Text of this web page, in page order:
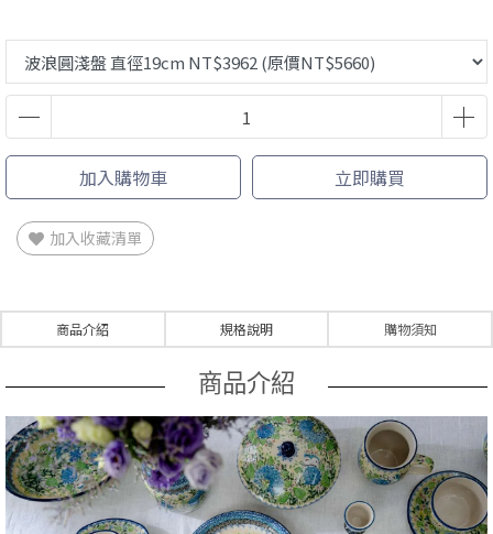
加入購物車 立即購買
加入收藏清單
商品介紹 規格說明 購物須知
商品介紹